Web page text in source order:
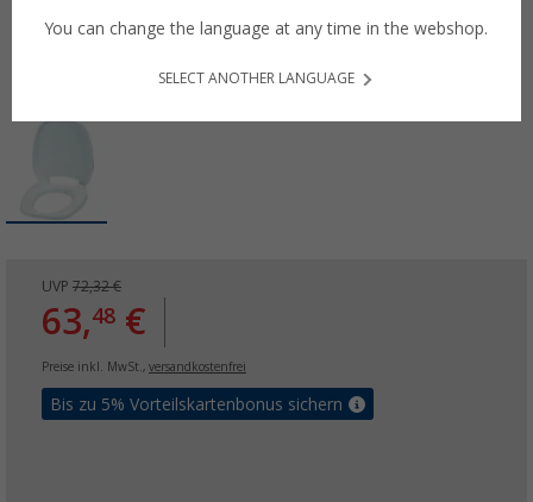
UVP 72,32 €
63,48 €
Preise inkl. MwSt., versandkostenfrei
Bis zu 5% Vorteilskartenbonus sichern
You can change the language at any time in the webshop.
SELECT ANOTHER LANGUAGE